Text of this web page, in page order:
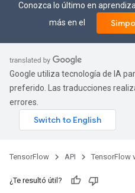
Conozca lo último en
más en el
Google utiliza tecnología de IA
preferido. Las traducciones
errores.
TensorFlow API TensorFlow
¿Te resultó útil?